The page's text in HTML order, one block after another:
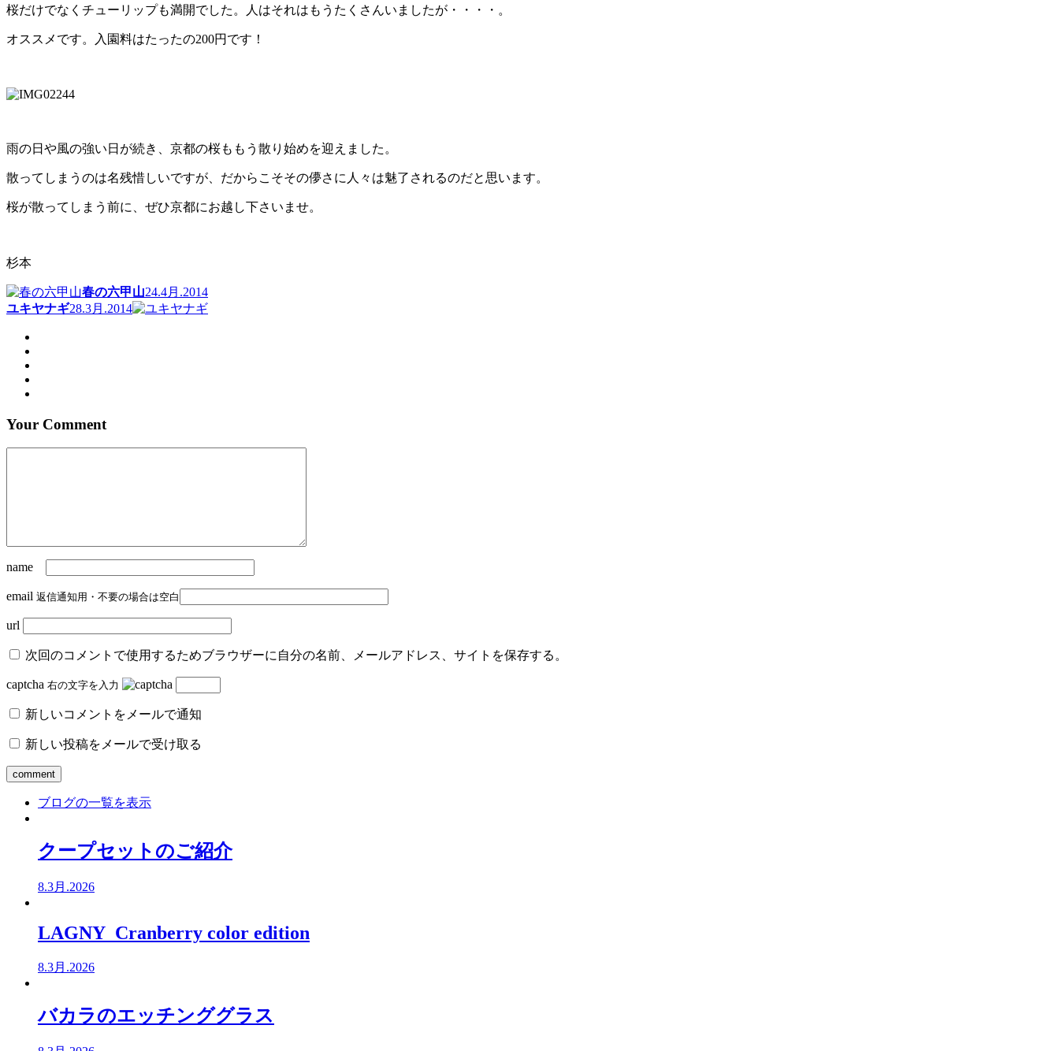
桜だけでなくチューリップも満開でした。人はそれはもうたくさんいましたが・・・・。
オススメです。入園料はたったの200円です！
雨の日や風の強い日が続き、京都の桜ももう散り始めを迎えました。
散ってしまうのは名残惜しいですが、だからこそその儚さに人々は魅了されるのだと思います。
桜が散ってしまう前に、ぜひ京都にお越し下さいませ。
杉本
春の六甲山24.4月.2014
ユキヤナギ28.3月.2014
Your Comment
name
email 返信通知用・不要の場合は空白
url
次回のコメントで使用するためブラウザーに自分の名前、メールアドレス、サイトを保存する。
captcha 右の文字を入力
新しいコメントをメールで通知
新しい投稿をメールで受け取る
ブログの一覧を表示
クープセットのご紹介
8.3月.2026
LAGNY Cranberry color edition
8.3月.2026
バカラのエッチンググラス